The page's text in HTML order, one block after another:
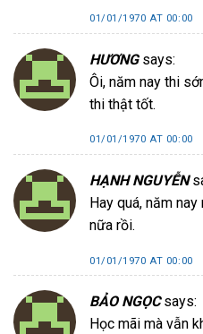
01/01/1970 AT 00:00
HƯƠNG says:
Ôi, năm nay thi
thi thật tốt.
01/01/1970 AT 00:00
HẠNH NGUYỄN
Hay quá, năm
nữa rồi.
01/01/1970 AT 00:00
BẢO NGỌC says:
Học mãi mà vẫn